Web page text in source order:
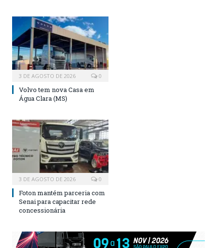
3 DE AGOSTO DE 2026 0
Volvo tem nova Casa em
Água Clara (MS)
3 DE AGOSTO DE 2026 0
Foton mantém parceria com
Senai para capacitar rede
concessionária